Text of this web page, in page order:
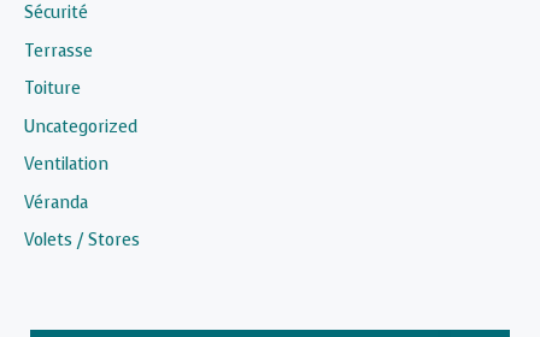
Sécurité
Terrasse
Toiture
Uncategorized
Ventilation
Véranda
Volets / Stores